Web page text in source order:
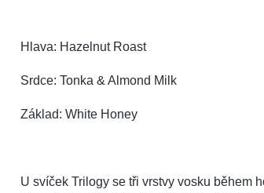
Hlava: Hazelnut Roast
Srdce: Tonka & Almond Milk
Základ: White Honey
U svíček Trilogy se tři vrstvy vosku během